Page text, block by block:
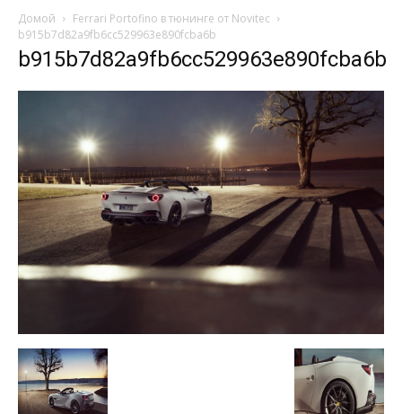
Домой
Ferrari Portofino в тюнинге от Novitec
b915b7d82a9fb6cc529963e890fcba6b
b915b7d82a9fb6cc529963e890fcba6b